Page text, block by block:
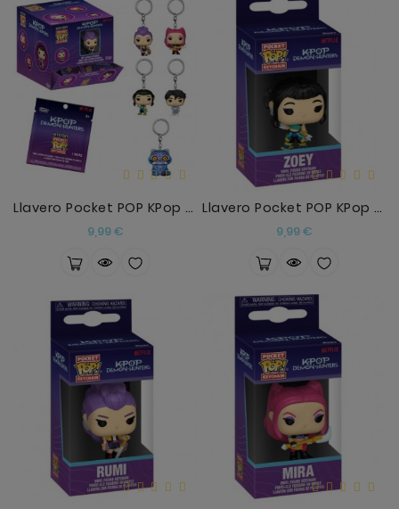
Llavero Pocket POP KPop Demon Hunters Surtido
9,99 €Precio
Llavero Pocket POP KPop Demon Hunters Zoey
9,99 €Precio